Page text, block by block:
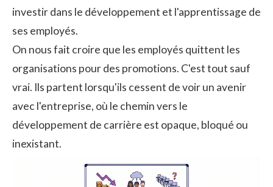
investir dans le développement et l'apprentissage de
ses employés.
On nous fait croire que les employés quittent les
organisations pour des promotions. C'est tout sauf
vrai. Ils partent lorsqu'ils cessent de voir un avenir
avec l'entreprise, où le chemin vers le
développement de carrière est opaque, bloqué ou
inexistant.